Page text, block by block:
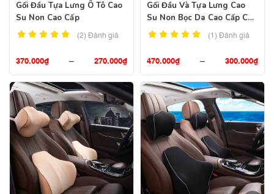
Gối Đầu Tựa Lưng Ô Tô Cao
Su Non Cao Cấp
(2)Đánh giá
270.000₫
–
370.000₫
Gối Đầu Và Tựa Lưng Cao
Su Non Bọc Da Cao Cấp Cho
Ô Tô
(1)Đánh giá
300.000₫
–
470.000₫